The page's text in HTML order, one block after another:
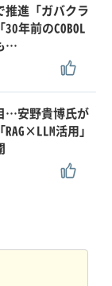
推進「ガバクラ
年前のCOBOL
…
…安野貴博氏が
活用」